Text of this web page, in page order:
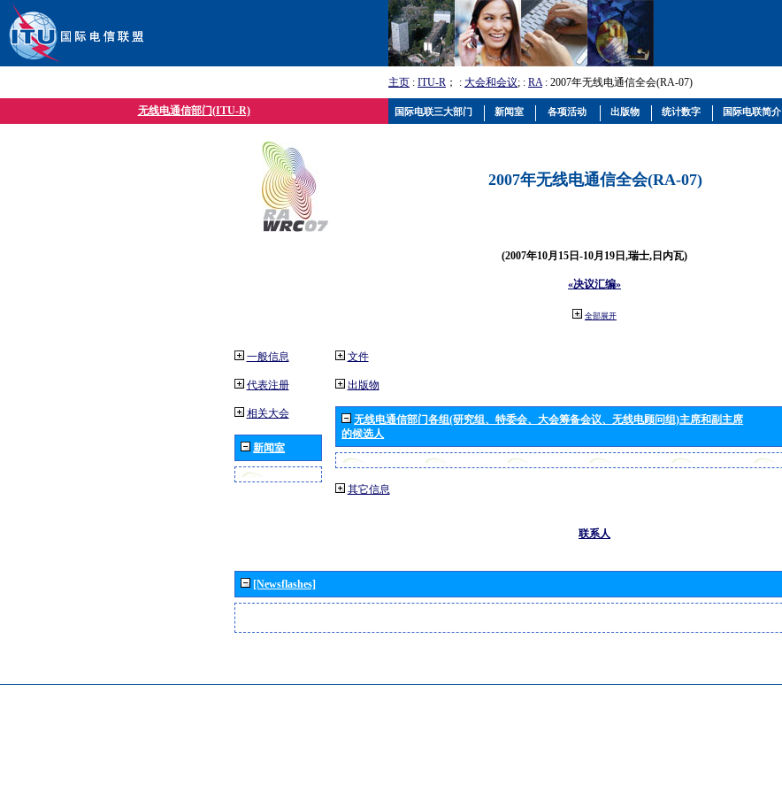
主页 : ITU-R ； : 大会和会议; : RA: 2007年无线电通信全会(RA-07)
无线电通信部门(ITU-R)
2007年无线电通信全会(RA-07)
(2007年10月15日-10月19日,瑞士,日内瓦)
«决议汇编»
全部展开
一般信息
代表注册
相关大会
新闻室
文件
出版物
无线电通信部门各组(研究组、特委会、大会筹备会议、无线电顾问组)主席和副主席
的候选人
其它信息
联系人
[Newsflashes]
国际电联三大部门 新闻室 各项活动 出版物 统计数字 国际电联简介